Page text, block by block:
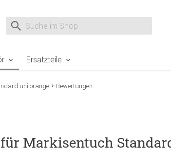
Suche nach
Ersatzteile
uni orange Bewertungen
Markisentuch